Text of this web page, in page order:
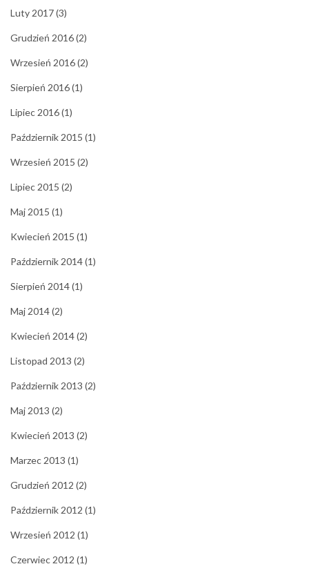
Luty 2017(3)
Grudzień 2016(2)
Wrzesień 2016(2)
Sierpień 2016(1)
Lipiec 2016(1)
Październik 2015 (1)
Wrzesień 2015 (2)
Lipiec 2015 (2)
Maj 2015 (1)
Kwiecień 2015 (1)
Październik 2014(1)
Sierpień 2014(1)
Maj 2014(2)
Kwiecień 2014(2)
Listopad 2013 (2)
Październik 2013 (2)
Maj 2013 (2)
Kwiecień 2013 (2)
Marzec 2013 (1)
Grudzień 2012 (2)
Październik 2012 (1)
Wrzesień 2012 (1)
Czerwiec 2012 (1)